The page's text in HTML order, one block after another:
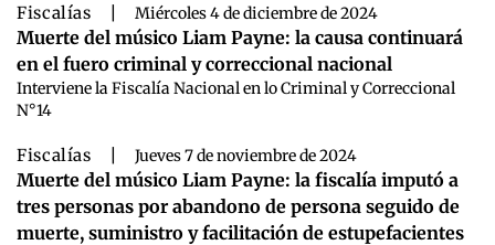
Fiscalías Miércoles 4 de diciembre de 2024
Muerte del músico Liam Payne: la causa continuará
en el fuero criminal y correccional nacional
Interviene la Fiscalía Nacional en lo Criminal y Correccional
N°14
Fiscalías Jueves 7 de noviembre de 2024
Muerte del músico Liam Payne: la fiscalía imputó a
tres personas por abandono de persona seguido de
muerte, suministro y facilitación de estupefacientes